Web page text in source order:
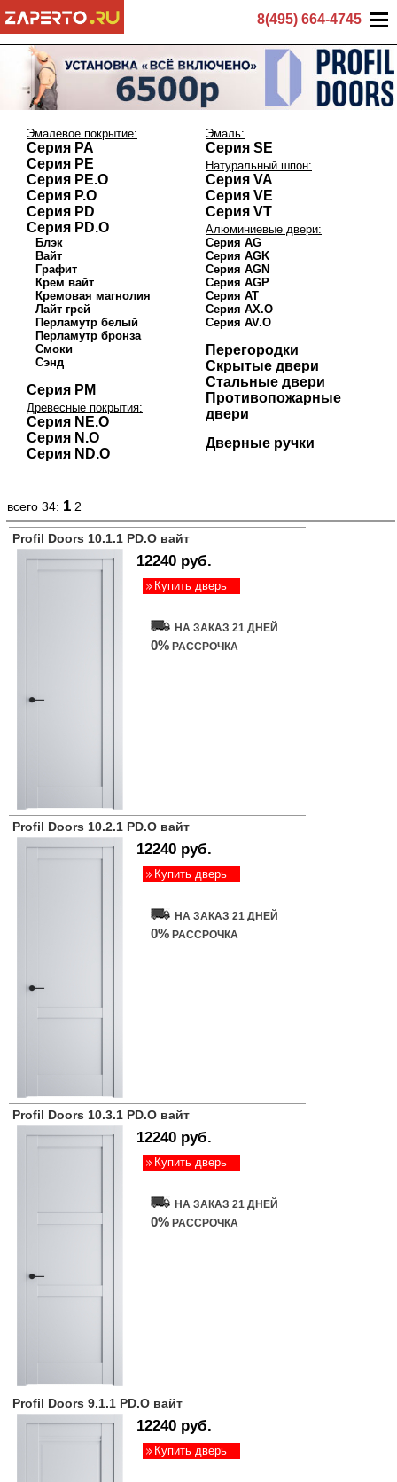
8(495) 664-4745
Эмалевое покрытие:
Серия PA
Серия PE
Серия PE.O
Серия P.O
Серия PD
Серия PD.O
Блэк
Вайт
Графит
Крем вайт
Кремовая магнолия
Лайт грей
Перламутр белый
Перламутр бронза
Смоки
Сэнд
Серия PM
Древесные покрытия:
Серия NE.O
Серия N.O
Серия ND.O
Эмаль:
Серия SE
Натуральный шпон:
Серия VA
Серия VE
Серия VT
Алюминиевые двери:
Серия AG
Серия AGK
Серия AGN
Серия AGP
Серия AT
Серия AX.O
Серия AV.O
Перегородки
Скрытые двери
Стальные двери
Противопожарные
двери
Дверные ручки
всего 34: 1 2
Profil Doors 10.1.1 PD.O вайт
12240 руб.
Купить дверь
НА ЗАКАЗ 21 ДНЕЙ
0% РАССРОЧКА
Profil Doors 10.2.1 PD.O вайт
12240 руб.
Купить дверь
НА ЗАКАЗ 21 ДНЕЙ
0% РАССРОЧКА
Profil Doors 10.3.1 PD.O вайт
12240 руб.
Купить дверь
НА ЗАКАЗ 21 ДНЕЙ
0% РАССРОЧКА
Profil Doors 9.1.1 PD.O вайт
12240 руб.
Купить дверь